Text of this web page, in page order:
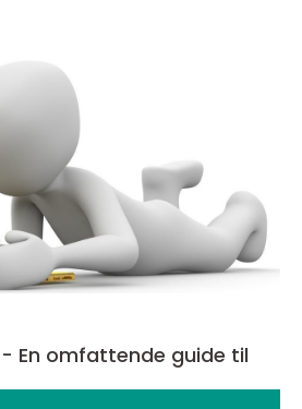
En omfattende guide til